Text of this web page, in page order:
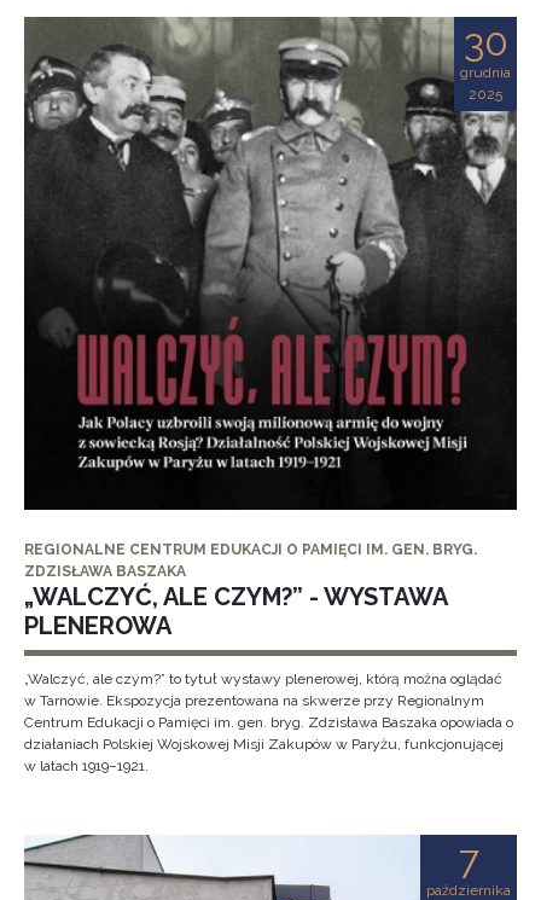
30
grudnia
2025
REGIONALNE CENTRUM EDUKACJI O PAMIĘCI IM. GEN. BRYG.
ZDZISŁAWA BASZAKA
„WALCZYĆ, ALE CZYM?” - WYSTAWA
PLENEROWA
„Walczyć, ale czym?” to tytuł wystawy plenerowej, którą można oglądać
w Tarnowie. Ekspozycja prezentowana na skwerze przy Regionalnym
Centrum Edukacji o Pamięci im. gen. bryg. Zdzisława Baszaka opowiada o
działaniach Polskiej Wojskowej Misji Zakupów w Paryżu, funkcjonującej
w latach 1919–1921.
7
października